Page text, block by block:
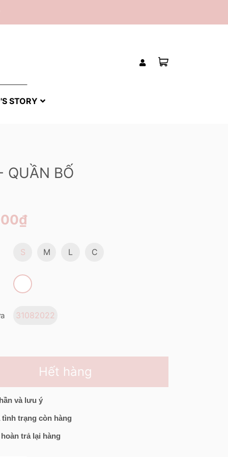
STORY
QUẦN BỐ
S M L C
31082022
Hết hàng
và lưu ý
tình trạng còn hàng
trả lại hàng